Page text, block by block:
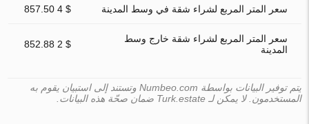
سعر المتر المربع لشراء شقة في وسط المدينة $ 4 857.50
سعر المتر المربع لشراء شقة خارج وسط
المدينة
$ 2 852.88
يتم توفير البيانات بواسطة Numbeo.com وتستند إلى استبيان يقوم به
المستخدمون. لا يمكن لـ Turk.estate ضمان صحّة هذه البيانات.